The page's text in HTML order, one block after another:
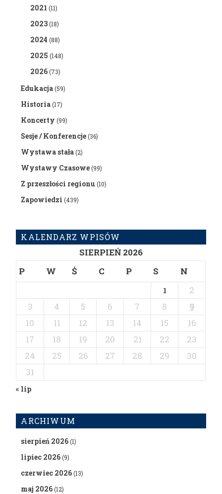
2021 (11)
2023(18)
2024 (88)
2025 (148)
2026(73)
Edukacja(59)
Historia(17)
Koncerty (99)
Sesje / Konferencje(36)
Wystawa stała(2)
Wystawy Czasowe(99)
Z przeszłości regionu(10)
Zapowiedzi (439)
KALENDARZ WPISÓW
SIERPIEŃ 2026
P
W Ś C P S N
1
2
3
4 5 6 7 8
9
10
11 12 13 14 15
16
17
18 19 20 21 22
23
24
25 26 27 28 29
30
31
« lip
ARCHIWUM
sierpień 2026(1)
lipiec 2026(9)
czerwiec 2026(13)
maj 2026(12)